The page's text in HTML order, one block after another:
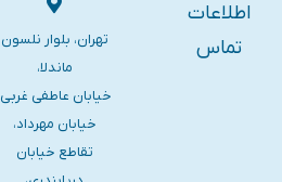
اطلاعات
تماس
تهران، بلوار نلسون
ماندلا،
خیابان عاطفی غربی،
خیابان مهرداد،
تقاطع خیابان